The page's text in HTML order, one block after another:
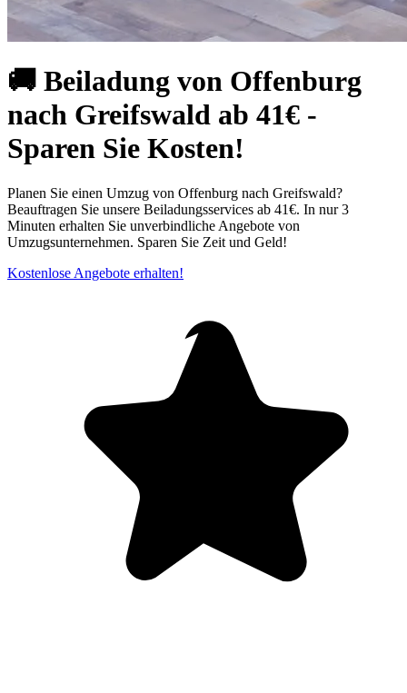
🚚 Beiladung von Offenburg
nach Greifswald ab 41€ -
Sparen Sie Kosten!
Planen Sie einen Umzug von Offenburg nach Greifswald?
Beauftragen Sie unsere Beiladungsservices ab 41€. In nur 3
Minuten erhalten Sie unverbindliche Angebote von
Umzugsunternehmen. Sparen Sie Zeit und Geld!
Kostenlose Angebote erhalten!